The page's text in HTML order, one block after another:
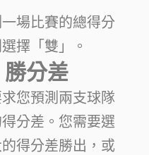
場比賽的總得分
擇「雙」。
分差
您預測兩支球隊
分差。您需要選
得分差勝出，或